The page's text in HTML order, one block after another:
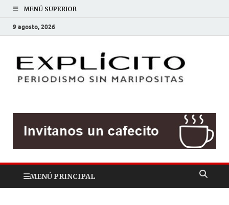
MENÚ SUPERIOR
9 agosto, 2026
MENÚ PRINCIPAL